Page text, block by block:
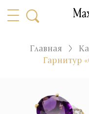
Главная
Гарнитур